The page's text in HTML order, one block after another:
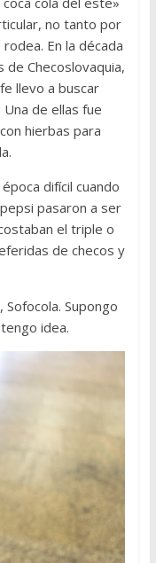
no tanto por
En la década
de Checoslovaquia,
llevo a buscar
de ellas fue
hierbas para
difícil cuando
pasaron a ser
el triple o
de checos y
Supongo
idea.